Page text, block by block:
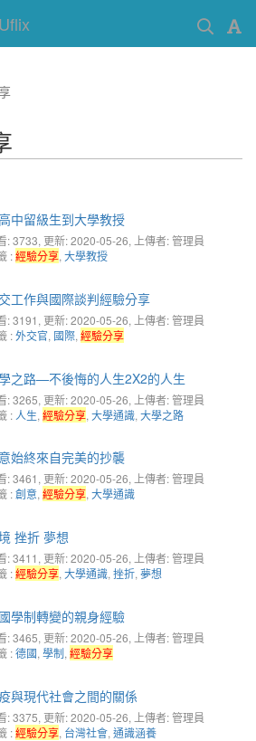
中留級生到大學教授
: 3733, 更新: 2020-05-26, 上傳者: 管理員
:經驗分享, 大學教授
工作與國際談判經驗分享
: 3191 , 更新: 2020-05-26, 上傳者: 管理員
:外交官, 國際, 經驗分享
之路—不後悔的人生2X2的人生
: 3265, 更新: 2020-05-26, 上傳者: 管理員
: 人生, 經驗分享, 大學通識, 大學之路
始終來自完美的抄襲
: 3461 , 更新: 2020-05-26, 上傳者: 管理員
:創意, 經驗分享, 大學通識
挫折 夢想
: 3411 , 更新: 2020-05-26, 上傳者: 管理員
:經驗分享, 大學通識, 挫折, 夢想
學制轉變的親身經驗
: 3465, 更新: 2020-05-26, 上傳者: 管理員
:德國, 學制, 經驗分享
與現代社會之間的關係
: 3375, 更新: 2020-05-26, 上傳者: 管理員
:經驗分享, 台灣社會, 通識涵養